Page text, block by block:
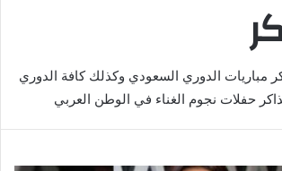
مباريات الدوري السعودي وكذلك كافة الدوري
حفلات نجوم الغناء في الوطن العربي